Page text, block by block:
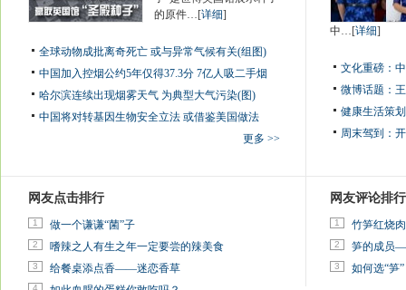
的原件…[详细]
全球动物成批离奇死亡 或与异常气候有关(组图)
中国加入控烟公约5年仅得37.3分 7亿人吸二手烟
哈尔滨连续出现烟雾天气 为典型大气污染(图)
中国将对转基因生物安全立法 或借鉴美国做法
更多 >>
中…[详细]
文化重磅：
微博话题：
健康生活策
周末驾到：
网友点击排行
1 做一个谦谦“菌”子
2 嗜辣之人有生之年一定要尝的辣美食
3 给餐桌添点香——迷恋香草
4
网友评论排行
1 竹笋红烧肉
2 笋的成员
3 如何选“笋”